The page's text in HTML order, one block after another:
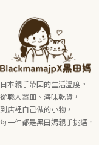
日本親手帶回的生活溫度。
從職人器皿、海味乾貨，
到店裡自己做的小物，
每一件都是黑田媽親手挑選。